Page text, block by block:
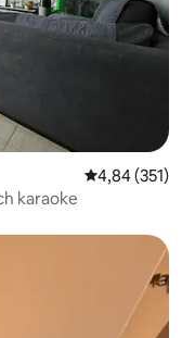
4,84 av 5 i
4,84 (351)
karaoke